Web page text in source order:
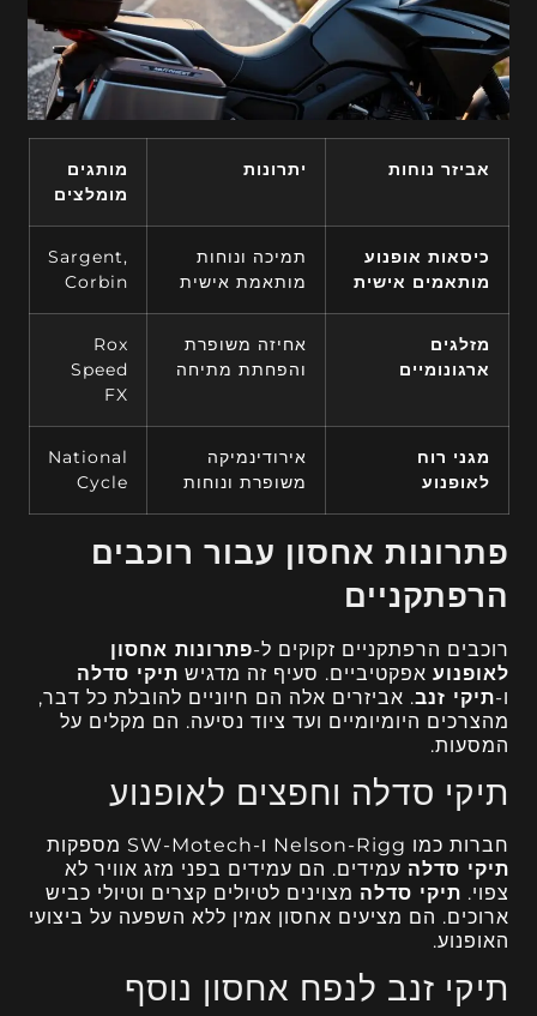
אביזר נוחות יתרונות
מותגים
מומלצים
כיסאות אופנוע
מותאמים אישית
תמיכה ונוחות
מותאמת אישית
Sargent,
Corbin
מזלגים
ארגונומיים
אחיזה משופרת
והפחתת מתיחה
Rox
Speed
FX
מגני רוח
לאופנוע
אירודינמיקה
משופרת ונוחות
National
Cycle
פתרונות אחסון עבור רוכבים
הרפתקניים
רוכבים הרפתקניים זקוקים ל-פתרונות אחסון
לאופנוע אפקטיביים. סעיף זה מדגיש תיקי סדלה
ו-תיקי זנב. אביזרים אלה הם חיוניים להובלת כל דבר,
מהצרכים היומיומיים ועד ציוד נסיעה. הם מקלים על
המסעות.
תיקי סדלה וחפצים לאופנוע
חברות כמו Nelson-Rigg ו-SW-Motech מספקות
תיקי סדלה עמידים. הם עמידים בפני מזג אוויר לא
צפוי. תיקי סדלה מצוינים לטיולים קצרים וטיולי כביש
ארוכים. הם מציעים אחסון אמין ללא השפעה על ביצועי
האופנוע.
תיקי זנב לנפח אחסון נוסף